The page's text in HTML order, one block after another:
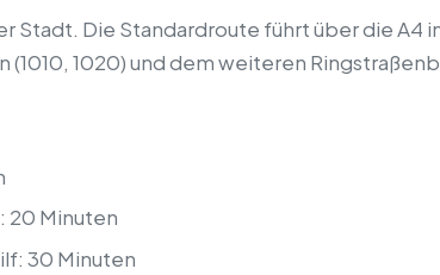
Stadt. Die Standardroute führt über die A4
1020) und dem weiteren
20 Minuten
30 Minuten